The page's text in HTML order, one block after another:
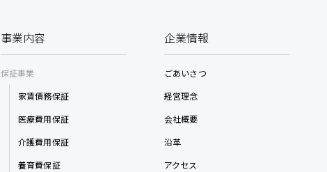
事業内容
保証事業
家賃債務保証
医療費用保証
介護費用保証
養育費保証
企業情報
ごあいさつ
経営理念
会社概要
沿革
アクセス